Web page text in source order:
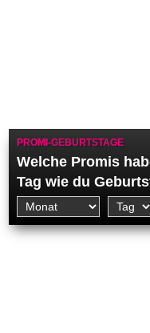
PROMI-GEBURTSTAGE
Welche Promis
Tag wie du